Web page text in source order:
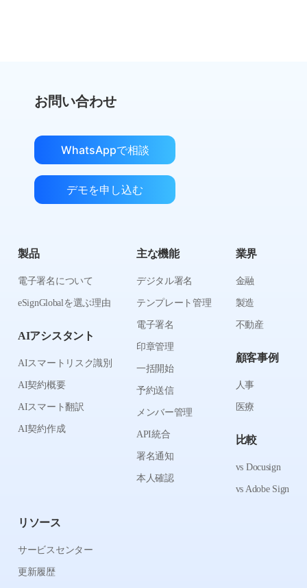
お問い合わせ
WhatsAppで相談
デモを申し込む
製品
電子署名について
eSignGlobalを選ぶ理由
AIアシスタント
AIスマートリスク識別
AI契約概要
AIスマート翻訳
AI契約作成
主な機能
デジタル署名
テンプレート管理
電子署名
印章管理
一括開始
予約送信
メンバー管理
API統合
署名通知
本人確認
業界
金融
製造
不動産
顧客事例
人事
医療
比較
vs Docusign
vs Adobe Sign
リソース
サービスセンター
更新履歴